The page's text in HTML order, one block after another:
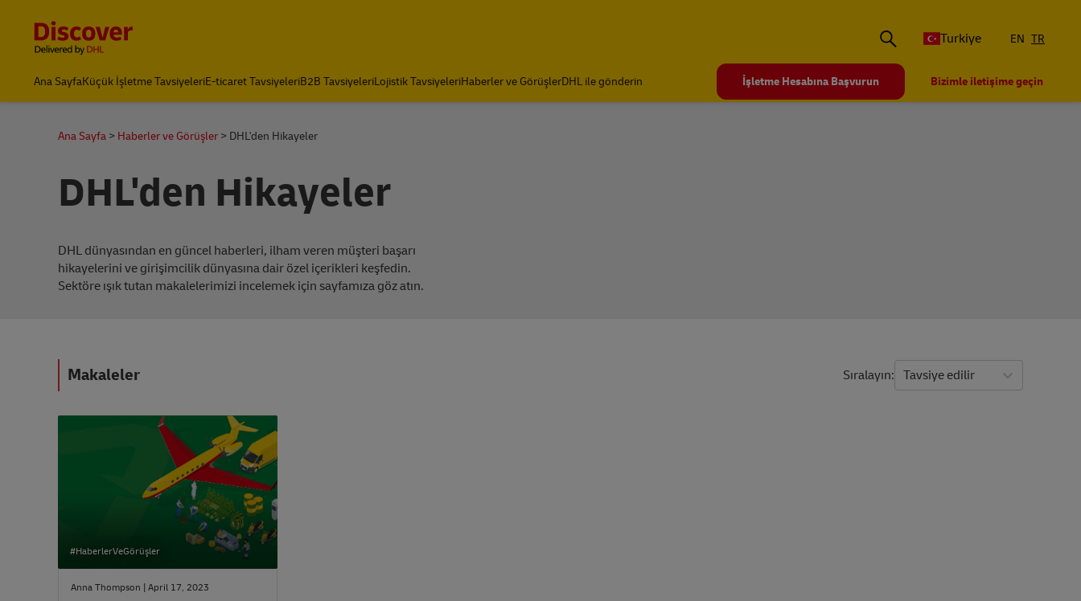
Discover Türkiye
Turkiye EN TR
Ana SayfaKüçük İşletme TavsiyeleriE-ticaret TavsiyeleriB2B TavsiyeleriLojistik TavsiyeleriHaberler ve GörüşlerDHL ile gönderin İşletme Hesabına Başvurun Bizimle iletişime geçin
Ana Sayfa Haberler ve Görüşler DHL'den Hikayeler
DHL'den Hikayeler
DHL dünyasından en güncel haberleri, ilham veren müşteri başarı
hikayelerini ve girişimcilik dünyasına dair özel içerikleri keşfedin.
Sektöre ışık tutan makalelerimizi incelemek için sayfamıza göz atın.
Makaleler Sıralayın Tavsiye edilir
#HaberlerVeGörüşler
Anna Thompson | April 17, 2023